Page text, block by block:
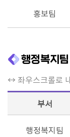
홍보팀
행정복지팀
↔ 좌우스크롤로
부서
행정복지팀